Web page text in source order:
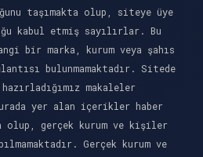
taşımakta olup, siteye üye
kabul etmiş sayılırlar. Bu
bir marka, kurum veya şahıs
bulunmamaktadır. Sitede
makaleler
yer alan içerikler haber
olup, gerçek kurum ve kişiler
Gerçek kurum ve